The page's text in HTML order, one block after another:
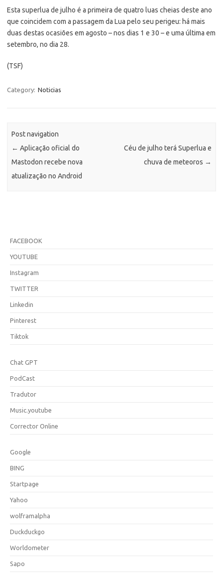
Esta superlua de julho é a primeira de quatro luas cheias deste ano
que coincidem com a passagem da Lua pelo seu perigeu: há mais
duas destas ocasiões em agosto – nos dias 1 e 30 – e uma última em
setembro, no dia 28.
(TSF)
Category: Noticias
Post navigation
← Aplicação oficial do
Mastodon recebe nova
atualização no Android
Céu de julho terá Superlua e
chuva de meteoros →
FACEBOOK
YOUTUBE
Instagram
TWITTER
Linkedin
Pinterest
Tiktok
Chat GPT
PodCast
Tradutor
Music.youtube
Corrector Online
Google
BING
Startpage
Yahoo
wolframalpha
Duckduckgo
Worldometer
Sapo